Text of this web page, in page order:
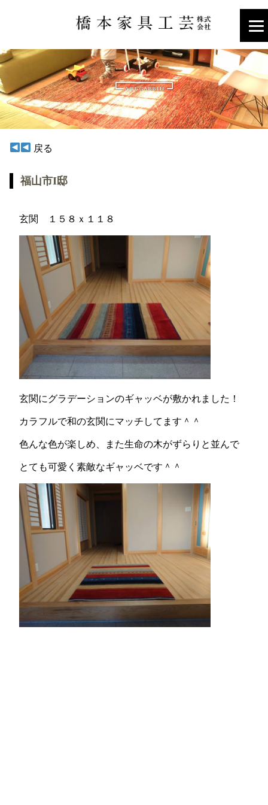
戻る
福山市I邸
玄関 １５８ｘ１１８
玄関にグラデーションのギャッベが敷かれました！
カラフルで和の玄関にマッチしてます＾＾
色んな色が楽しめ、また生命の木がずらりと並んで
とても可愛く素敵なギャッベです＾＾